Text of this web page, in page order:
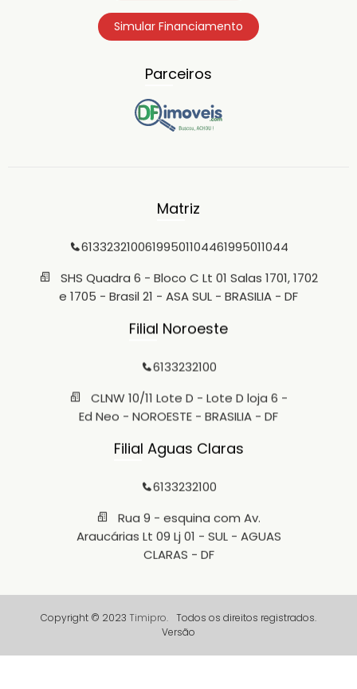
Simular Financiamento
Parceiros
Matriz
61332321006199501104461995011044
SHS Quadra 6 - Bloco C Lt 01 Salas 1701, 1702
e 1705 - Brasil 21 - ASA SUL - BRASILIA - DF
Filial Noroeste
6133232100
CLNW 10/11 Lote D - Lote D loja 6 -
Ed Neo - NOROESTE - BRASILIA - DF
Filial Aguas Claras
6133232100
Rua 9 - esquina com Av.
Araucárias Lt 09 Lj 01 - SUL - AGUAS
CLARAS - DF
Copyright © 2023 Timipro. Todos os direitos registrados.
Versão